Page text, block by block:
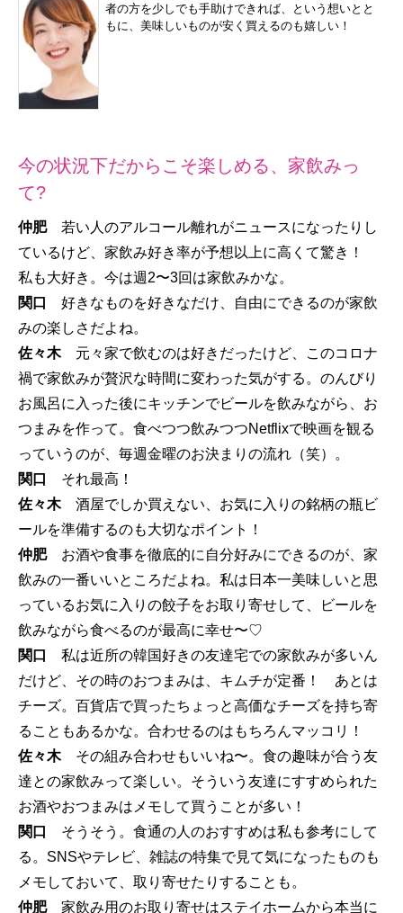
者の方を少しでも手助けできれば、という想いとと
もに、美味しいものが安く買えるのも嬉しい！
今の状況下だからこそ楽しめる、家飲みっ
て?
仲肥 若い人のアルコール離れがニュースになったりし
ているけど、家飲み好き率が予想以上に高くて驚き！
私も大好き。今は週2〜3回は家飲みかな。
関口 好きなものを好きなだけ、自由にできるのが家飲
みの楽しさだよね。
佐々木 元々家で飲むのは好きだったけど、このコロナ
禍で家飲みが贅沢な時間に変わった気がする。のんびり
お風呂に入った後にキッチンでビールを飲みながら、お
つまみを作って。食べつつ飲みつつNetflixで映画を観る
っていうのが、毎週金曜のお決まりの流れ（笑）。
関口 それ最高！
佐々木 酒屋でしか買えない、お気に入りの銘柄の瓶ビ
ールを準備するのも大切なポイント！
仲肥 お酒や食事を徹底的に自分好みにできるのが、家
飲みの一番いいところだよね。私は日本一美味しいと思
っているお気に入りの餃子をお取り寄せして、ビールを
飲みながら食べるのが最高に幸せ〜♡
関口 私は近所の韓国好きの友達宅での家飲みが多いん
だけど、その時のおつまみは、キムチが定番！ あとは
チーズ。百貨店で買ったちょっと高価なチーズを持ち寄
ることもあるかな。合わせるのはもちろんマッコリ！
佐々木 その組み合わせもいいね〜。食の趣味が合う友
達との家飲みって楽しい。そういう友達にすすめられた
お酒やおつまみはメモして買うことが多い！
関口 そうそう。食通の人のおすすめは私も参考にして
る。SNSやテレビ、雑誌の特集で見て気になったものも
メモしておいて、取り寄せたりすることも。
仲肥 家飲み用のお取り寄せはステイホームから本当に